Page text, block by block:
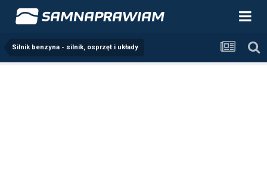
Silnik benzyna - silnik, osprzęt i układy